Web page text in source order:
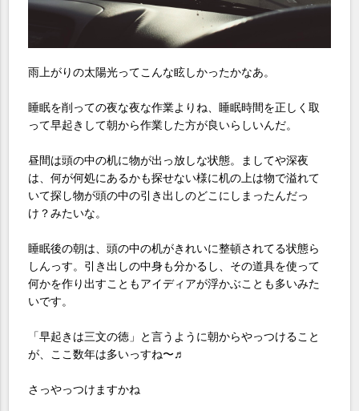
雨上がりの太陽光ってこんな眩しかったかなあ。
睡眠を削っての夜な夜な作業よりね、睡眠時間を正しく取
って早起きして朝から作業した方が良いらしいんだ。
昼間は頭の中の机に物が出っ放しな状態。ましてや深夜
は、何が何処にあるかも探せない様に机の上は物で溢れて
いて探し物が頭の中の引き出しのどこにしまったんだっ
け？みたいな。
睡眠後の朝は、頭の中の机がきれいに整頓されてる状態ら
しんっす。引き出しの中身も分かるし、その道具を使って
何かを作り出すこともアイディアが浮かぶことも多いみた
いです。
「早起きは三文の徳」と言うように朝からやっつけること
が、ここ数年は多いっすね〜♬
さっやっつけますかね